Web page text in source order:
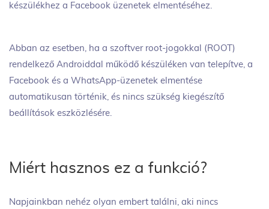
készülékhez a Facebook üzenetek elmentéséhez.
Abban az esetben, ha a szoftver root-jogokkal (ROOT)
rendelkező Androiddal működő készüléken van telepítve, a
Facebook és a WhatsApp-üzenetek elmentése
automatikusan történik, és nincs szükség kiegészítő
beállítások eszközlésére.
Miért hasznos ez a funkció?
Napjainkban nehéz olyan embert találni, aki nincs